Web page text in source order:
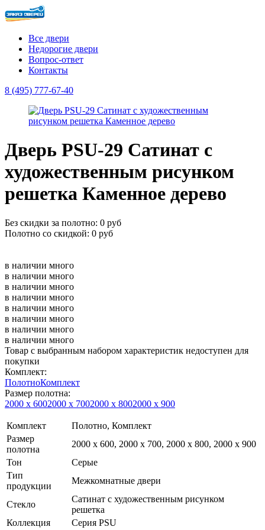
Все двери
Недорогие двери
Вопрос-ответ
Контакты
8 (495) 777-67-40
Дверь PSU-29 Сатинат с
художественным рисунком
решетка Каменное дерево
Без скидки за полотно: 0 руб
Полотно со скидкой: 0 руб
в наличии много
в наличии много
в наличии много
в наличии много
в наличии много
в наличии много
в наличии много
в наличии много
Товар с выбранным набором характеристик недоступен для
покупки
Комплект:
ПолотноКомплект
Размер полотна:
2000 х 6002000 х 7002000 х 8002000 х 900
Комплект
Полотно, Комплект
Размер
полотна
2000 х 600, 2000 х 700, 2000 х 800, 2000 х 900
Тон
Серые
Тип
продукции
Межкомнатные двери
Стекло
Сатинат с художественным рисунком
решетка
Коллекция
Серия PSU